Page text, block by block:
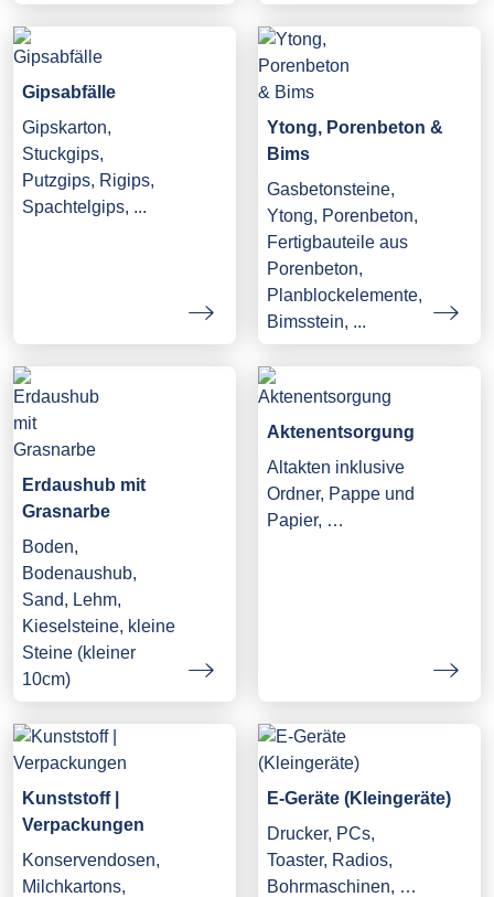
Gipsabfälle
Gipskarton,
Stuckgips,
Putzgips, Rigips,
Spachtelgips, ...
Ytong, Porenbeton &
Bims
Gasbetonsteine,
Ytong, Porenbeton,
Fertigbauteile aus
Porenbeton,
Planblockelemente,
Bimsstein, ...
Erdaushub mit
Grasnarbe
Boden,
Bodenaushub,
Sand, Lehm,
Kieselsteine, kleine
Steine (kleiner
10cm)
Aktenentsorgung
Altakten inklusive
Ordner, Pappe und
Papier, …
Kunststoff |
Verpackungen
Konservendosen,
Milchkartons,
E-Geräte (Kleingeräte)
Drucker, PCs,
Toaster, Radios,
Bohrmaschinen, …